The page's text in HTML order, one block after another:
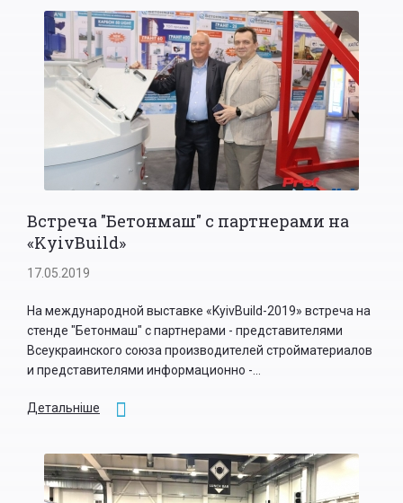
Встреча "Бетонмаш" с партнерами на
«KyivBuild»
17.05.2019
На международной выставке «KyivBuild-2019» встреча на
стенде "Бетонмаш" с партнерами - представителями
Всеукраинского союза производителей стройматериалов
и представителями информационно -...
Детальніше